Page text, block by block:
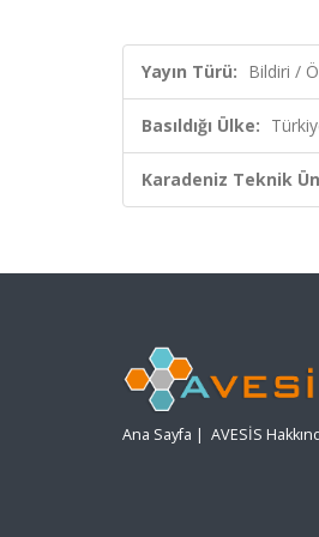
Yayın Türü: Bildiri /
Basıldığı Ülke:
Karadeniz Teknik
Ana Sayfa | AVESİS